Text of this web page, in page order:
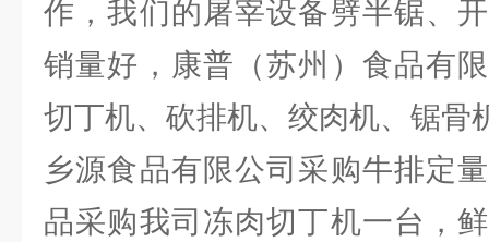
作，我们的屠宰设备劈半锯、
销量好，康普（苏州）食品有
切丁机、砍排机、绞肉机、锯骨
乡源食品有限公司采购牛排定
品采购我司冻肉切丁机一台，